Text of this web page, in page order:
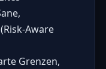
Aware
Grenzen,